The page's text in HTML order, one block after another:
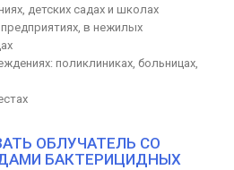
детских садах и школах
в нежилых
поликлиниках, больницах,
ОБЛУЧАТЕЛЬ СО
БАКТЕРИЦИДНЫХ